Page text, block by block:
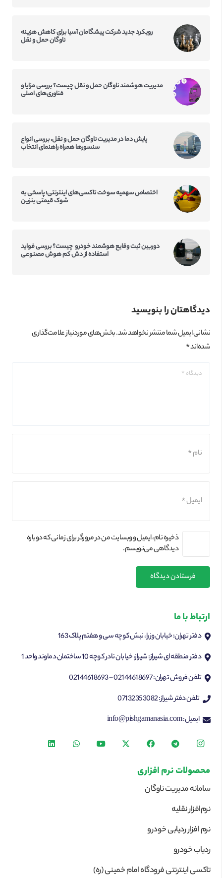
رویکرد جدید شرکت پیشگامان آسیا برای کاهش هزینه
ناوگان حمل و نقل
مدیریت هوشمند ناوگان حمل و نقل چیست؟ بررسی مزایا و
فناوری‌های اصلی
پایش دما در مدیریت ناوگان حمل و نقل، بررسی انواع
سنسورها همراه راهنمای انتخاب
اختصاص سهمیه سوخت تاکسی‌‌های اینترنتی؛ پاسخی به
شوک قیمتی بنزین
دوربین ثبت وقایع هوشمند خودرو چیست؟ بررسی فواید
استفاده از دش کم‌ هوش مصنوعی
دیدگاهتان را بنویسید
نشانی ایمیل شما منتشر نخواهد شد.بخش‌های موردنیاز علامت‌گذاری
شده‌اند*
ذخیره نام، ایمیل و وبسایت من در مرورگر برای زمانی که دوباره
دیدگاهی می‌نویسم.
فرستادن دیدگاه
ارتباط با ما
دفتر تهران: خیابان وزرا، نبش کوچه سی و هفتم پلاک 163
دفتر منطقه ای شیراز: شیراز، خیابان نادر کوچه 10 ساختمان دماوند واحد 1
تلفن فروش تهران: 02144618697 – 02144618693
تلفن دفتر شیراز: 07132353082
ایمیل: info@pishgamanasia.com
محصولات نرم افزاری
سامانه مدیریت ناوگان
نرم‌افزار نقلیه
نرم افزار ردیابی خودرو
ردیاب خودرو
تاکسی اینترنتی فرودگاه امام خمینی (ره)